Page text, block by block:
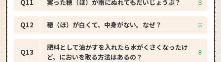
Q11 実った穂（ほ）が雨にぬれてもだいじょうぶ？
Q12 穂（ほ）が白くて、中身がない。なぜ？
Q13
肥料として油かすを入れたら水がくさくなったけ
ど、においを取る方法はあるの？